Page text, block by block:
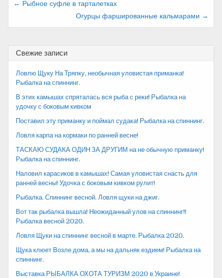
Навигация
← Рыбное суфле в тарталетках
Огурцы фаршированные кальмарами →
Свежие записи
Ловлю Щуку На Тряпку, необычная уловистая приманка!
Рыбалка на спиннинг.
В этих камышах спряталась вся рыба с реки! Рыбалка на
удочку с боковым кивком
Поставил эту приманку и поймал судака! Рыбалка на спиннинг.
Ловля карпа на кормаки по ранней весне!
ТАСКАЮ СУДАКА ОДИН ЗА ДРУГИМ на не обычную приманку!
Рыбалка на спиннинг.
Наловил карасиков в камышах! Самая уловистая снасть для
ранней весны! Удочка с боковым кивком рулит!
Рыбалка. Спиннинг весной. Ловля щуки на джиг.
Вот так рыбалка вышла! Неожиданный улов на спиннинг!!
Рыбалка весной 2020.
Ловля Щуки на спиннинг весной в марте. Рыбалка 2020.
Щука клюет Возле дома, а мы на дальняк ездием! Рыбалка на
спиннинг.
Выставка РЫБАЛКА ОХОТА ТУРИЗМ 2020 в Украине!